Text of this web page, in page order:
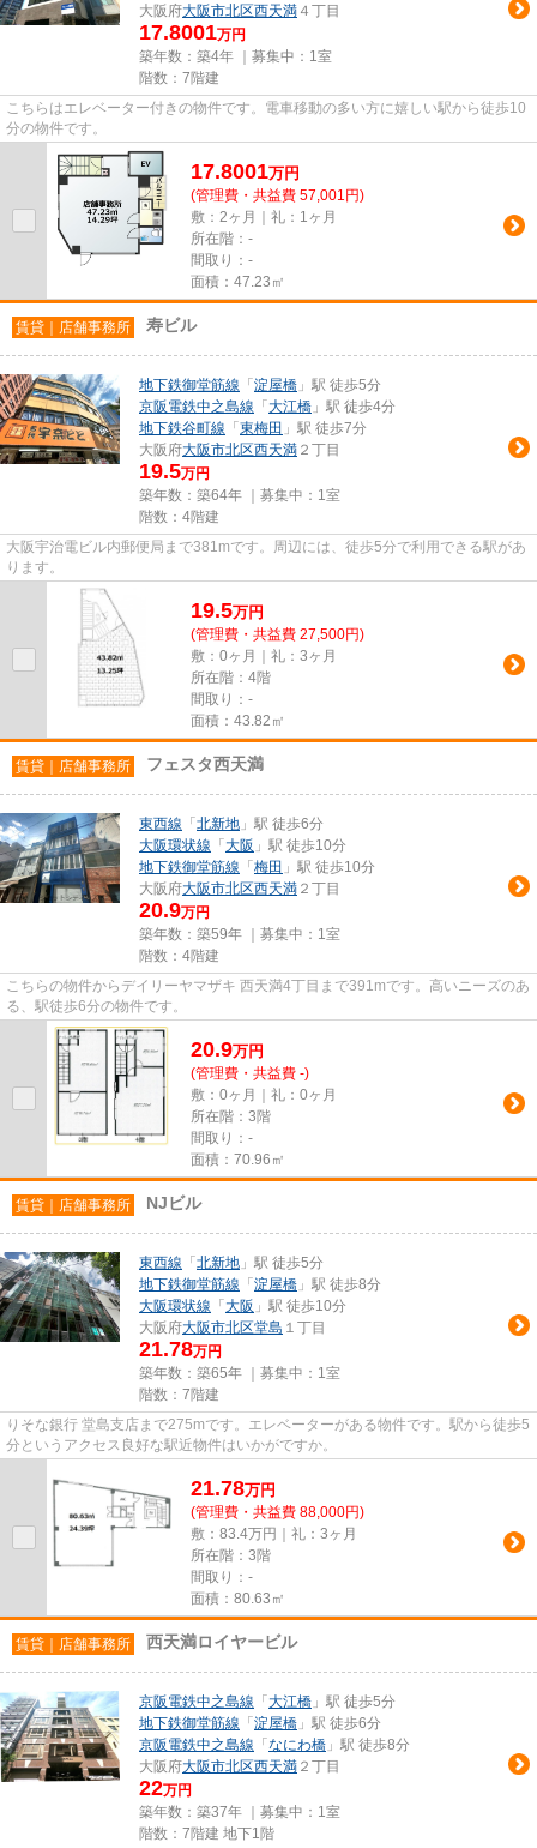
大阪府大阪市北区西天満 ４丁目
17.8001万円
築年数：築4年 ｜募集中： 1室
階数：7階建
こちらはエレベーター付きの物件です。電車移動の多い方に嬉しい駅から徒歩10
分の物件です。
17.8001万円
(管理費・共益費 57,001円)
敷：2ヶ月｜礼：1ヶ月
所在階：-
間取り：-
面積：47.23㎡
賃貸｜店舗事務所 寿ビル
地下鉄御堂筋線 「 淀屋橋 」駅 徒歩5分
京阪電鉄中之島線 「 大江橋 」駅 徒歩4分
地下鉄谷町線 「 東梅田 」駅 徒歩7分
大阪府大阪市北区西天満 ２丁目
19.5万円
築年数：築64年 ｜募集中： 1室
階数：4階建
大阪宇治電ビル内郵便局まで381mです。周辺には、徒歩5分で利用できる駅があ
ります。
19.5万円
(管理費・共益費 27,500円)
敷：0ヶ月｜礼：3ヶ月
所在階：4階
間取り：-
面積：43.82㎡
賃貸｜店舗事務所 フェスタ西天満
東西線 「 北新地 」駅 徒歩6分
大阪環状線 「 大阪 」駅 徒歩10分
地下鉄御堂筋線 「 梅田 」駅 徒歩10分
大阪府大阪市北区西天満 ２丁目
20.9万円
築年数：築59年 ｜募集中： 1室
階数：4階建
こちらの物件からデイリーヤマザキ 西天満4丁目まで391mです。高いニーズのあ
る、駅徒歩6分の物件です。
20.9万円
(管理費・共益費 -)
敷：0ヶ月｜礼：0ヶ月
所在階：3階
間取り：-
面積：70.96㎡
賃貸｜店舗事務所 NJビル
東西線 「 北新地 」駅 徒歩5分
地下鉄御堂筋線 「 淀屋橋 」駅 徒歩8分
大阪環状線 「 大阪 」駅 徒歩10分
大阪府大阪市北区堂島 １丁目
21.78万円
築年数：築65年 ｜募集中： 1室
階数：7階建
りそな銀行 堂島支店まで275mです。エレベーターがある物件です。駅から徒歩5
分というアクセス良好な駅近物件はいかがですか。
21.78万円
(管理費・共益費 88,000円)
敷：83.4万円｜礼：3ヶ月
所在階：3階
間取り：-
面積：80.63㎡
賃貸｜店舗事務所 西天満ロイヤービル
京阪電鉄中之島線 「 大江橋 」駅 徒歩5分
地下鉄御堂筋線 「 淀屋橋 」駅 徒歩6分
京阪電鉄中之島線 「 なにわ橋 」駅 徒歩8分
大阪府大阪市北区西天満 ２丁目
22万円
築年数：築37年 ｜募集中： 1室
階数：7階建 地下1階